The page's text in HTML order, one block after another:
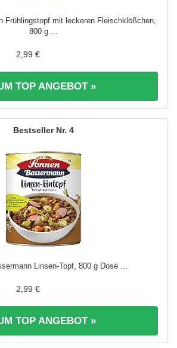
Frühlingstopf mit leckeren Fleischklößchen,
800 g ...
2,99 €
TOP ANGEBOT »
4
Linsen-Topf, 800 g Dose ...
2,99 €
TOP ANGEBOT »